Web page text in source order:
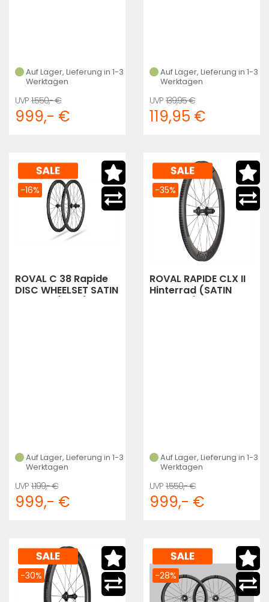
Auf Lager, Lieferung in 1-3
Werktagen
1.550,- €
999,- €
Auf Lager, Lieferung in 1-3
Werktagen
139,95 €
119,95 €
ROVAL C 38 Rapide
DISC WHEELSET SATIN
Auf Lager, Lieferung in 1-3
Werktagen
-16%
1.199,- €
999,- €
ROVAL RAPIDE CLX II
Hinterrad (SATIN
Auf Lager, Lieferung in 1-3
Werktagen
-35%
1.550,- €
999,- €
-30% -28%